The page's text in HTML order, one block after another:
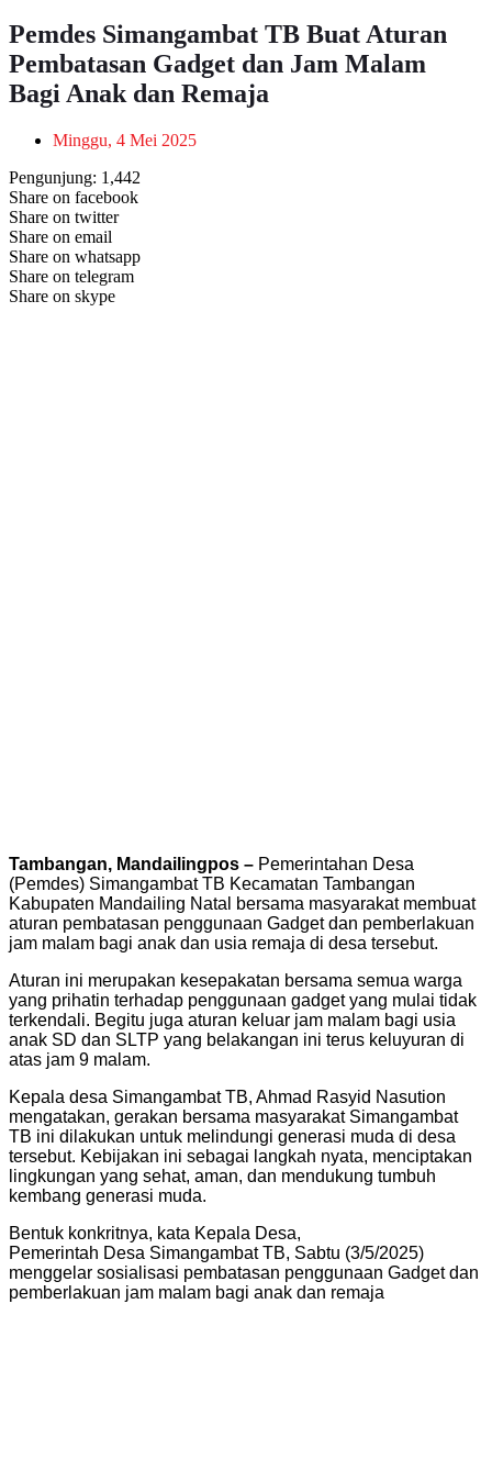
Pemdes Simangambat TB Buat Aturan
Pembatasan Gadget dan Jam Malam
Bagi Anak dan Remaja
Minggu, 4 Mei 2025
Pengunjung: 1,442
Share on facebook
Share on twitter
Share on email
Share on whatsapp
Share on telegram
Share on skype
Tambangan, Mandailingpos – Pemerintahan Desa
(Pemdes) Simangambat TB Kecamatan Tambangan
Kabupaten Mandailing Natal bersama masyarakat membuat
aturan pembatasan penggunaan Gadget dan pemberlakuan
jam malam bagi anak dan usia remaja di desa tersebut.
Aturan ini merupakan kesepakatan bersama semua warga
yang prihatin terhadap penggunaan gadget yang mulai tidak
terkendali. Begitu juga aturan keluar jam malam bagi usia
anak SD dan SLTP yang belakangan ini terus keluyuran di
atas jam 9 malam.
Kepala desa Simangambat TB, Ahmad Rasyid Nasution
mengatakan, gerakan bersama masyarakat Simangambat
TB ini dilakukan untuk melindungi generasi muda di desa
tersebut. Kebijakan ini sebagai langkah nyata, menciptakan
lingkungan yang sehat, aman, dan mendukung tumbuh
kembang generasi muda.
Bentuk konkritnya, kata Kepala Desa,
Pemerintah Desa Simangambat TB, Sabtu (3/5/2025)
menggelar sosialisasi pembatasan penggunaan Gadget dan
pemberlakuan jam malam bagi anak dan remaja